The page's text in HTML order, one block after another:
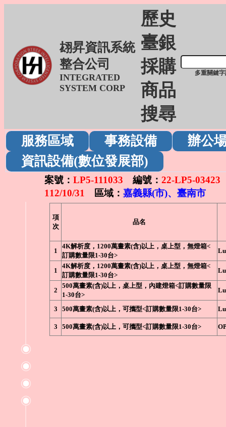
翃昇資訊系統
整合公司
INTEGRATED
SYSTEM CORP
歷史
臺銀
採購
商品
搜尋
多重關鍵
服務區域 事務設備
辦公
資訊設備(數位發展部)
案號： LP5-111033 編號： 22-LP5-03423
112/10/31
區域： 嘉義縣(市)、臺南市
項
次
品名
1
4K解析度，1200萬畫素(含)以上，桌上型，無燈箱<
訂購數量限1-30台>
1
4K解析度，1200萬畫素(含)以上，桌上型，無燈箱<
訂購數量限1-30台>
2
500萬畫素(含)以上，桌上型，內建燈箱<訂購數量限
1-30台>
3 500萬畫素(含)以上，可攜型<訂購數量限1-30台>
3 500萬畫素(含)以上，可攜型<訂購數量限1-30台>